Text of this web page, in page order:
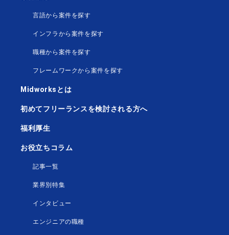
言語から案件を探す
インフラから案件を探す
職種から案件を探す
フレームワークから案件を探す
Midworksとは
初めてフリーランスを検討される方へ
福利厚生
お役立ちコラム
記事一覧
業界別特集
インタビュー
エンジニアの職種